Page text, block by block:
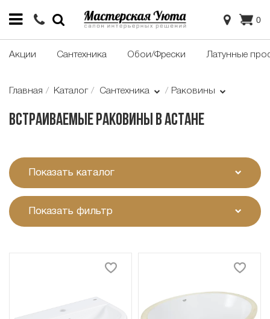
0
Акции Сантехника Обои/Фрески Латунные
Главная Каталог Сантехника Раковины
Встраиваемые раковины в Астане
Показать каталог
Показать фильтр